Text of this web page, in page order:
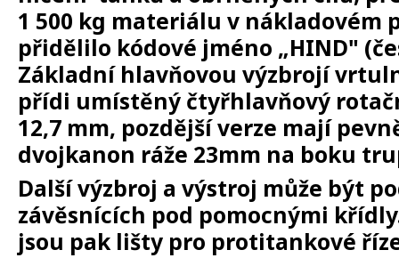
1 500 kg materiálu v nákladovém
přidělilo kódové jméno „HIND"
Základní hlavňovou výzbrojí
přídi umístěný čtyřhlavňový
12,7 mm, pozdější verze mají
dvojkanon ráže 23mm na boku
Další výzbroj a výstroj může být
závěsnících pod pomocnými
jsou pak lišty pro protitankové